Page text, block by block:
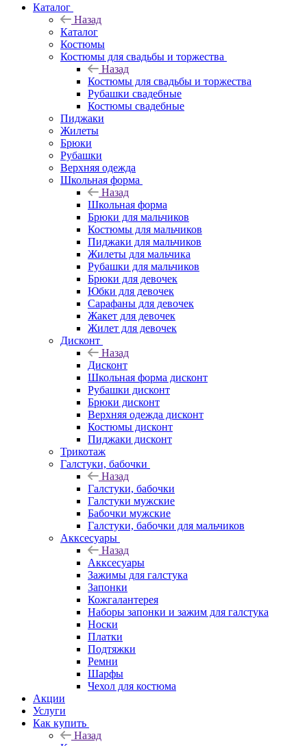
Каталог
Назад
Каталог
Костюмы
Костюмы для свадьбы и торжества
Назад
Костюмы для свадьбы и торжества
Рубашки свадебные
Костюмы свадебные
Пиджаки
Жилеты
Брюки
Рубашки
Верхняя одежда
Школьная форма
Назад
Школьная форма
Брюки для мальчиков
Костюмы для мальчиков
Пиджаки для мальчиков
Жилеты для мальчика
Рубашки для мальчиков
Брюки для девочек
Юбки для девочек
Сарафаны для девочек
Жакет для девочек
Жилет для девочек
Дисконт
Назад
Дисконт
Школьная форма дисконт
Рубашки дисконт
Брюки дисконт
Верхняя одежда дисконт
Костюмы дисконт
Пиджаки дисконт
Трикотаж
Галстуки, бабочки
Назад
Галстуки, бабочки
Галстуки мужские
Бабочки мужские
Галстуки, бабочки для мальчиков
Акксесуары
Назад
Акксесуары
Зажимы для галстука
Запонки
Кожгалантерея
Наборы запонки и зажим для галстука
Носки
Платки
Подтяжки
Ремни
Шарфы
Чехол для костюма
Акции
Услуги
Как купить
Назад